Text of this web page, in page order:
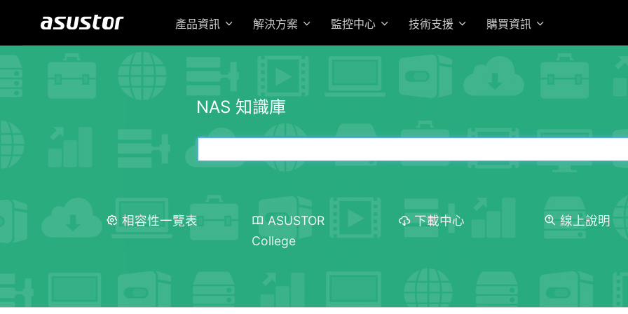
產品資訊 解決方案 監控中心 技術支援 購買資訊
NAS 知識庫
相容性一覽表
ASUSTOR
College
下載中心 線上說明